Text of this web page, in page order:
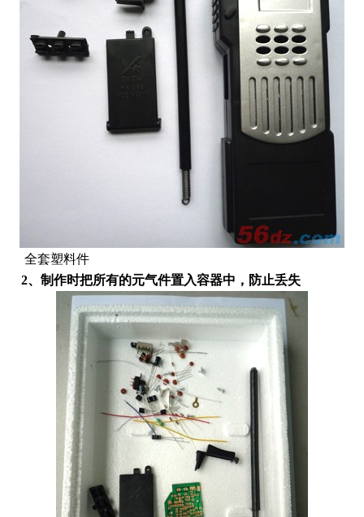
全套塑料件
2、制作时把所有的元气件置入容器中，防止丢失